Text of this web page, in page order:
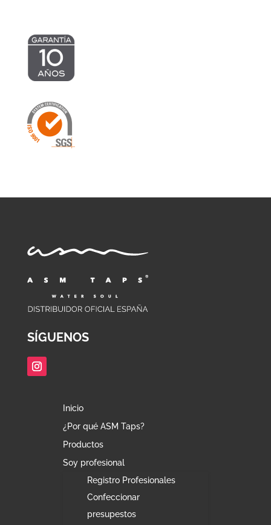
SÍGUENOS
Inicio
¿Por qué ASM Taps?
Productos
Soy profesional
Registro Profesionales
Confeccionar
presupestos